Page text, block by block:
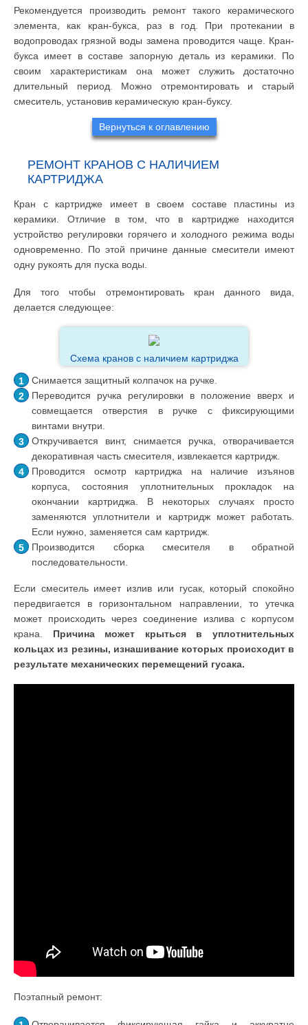
Рекомендуется производить ремонт такого керамического
элемента, как кран-букса, раз в год. При протекании в
водопроводах грязной воды замена проводится чаще. Кран-
букса имеет в составе запорную деталь из керамики. По
своим характеристикам она может служить достаточно
длительный период. Можно отремонтировать и старый
смеситель, установив керамическую кран-буксу.
Вернуться к оглавлению
РЕМОНТ КРАНОВ С НАЛИЧИЕМ
КАРТРИДЖА
Кран с картридже имеет в своем составе пластины из
керамики. Отличие в том, что в картридже находится
устройство регулировки горячего и холодного режима воды
одновременно. По этой причине данные смесители имеют
одну рукоять для пуска воды.
Для того чтобы отремонтировать кран данного вида,
делается следующее:
Схема кранов с наличием картриджа
Снимается защитный колпачок на ручке.
Переводится ручка регулировки в положение вверх и
совмещается отверстия в ручке с фиксирующими
винтами внутри.
Откручивается винт, снимается ручка, отворачивается
декоративная часть смесителя, извлекается картридж.
Проводится осмотр картриджа на наличие изъянов
корпуса, состояния уплотнительных прокладок на
окончании картриджа. В некоторых случаях просто
заменяются уплотнители и картридж может работать.
Если нужно, заменяется сам картридж.
Производится сборка смесителя в обратной
последовательности.
Если смеситель имеет излив или гусак, который спокойно
передвигается в горизонтальном направлении, то утечка
может происходить через соединение излива с корпусом
крана. Причина может крыться в уплотнительных
кольцах из резины, изнашивание которых происходит в
результате механических перемещений гусака.
Поэтапный ремонт: